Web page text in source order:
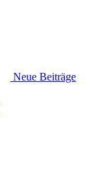
Neue Beiträge